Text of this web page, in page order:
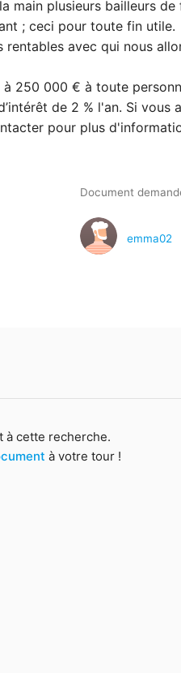
main plusieurs bailleurs
; ceci pour toute fin utile.
avec qui nous
250 000 € à toute
de 2 % l'an. Si vous
pour plus
Document
emma02
à cette recherche.
à votre tour !